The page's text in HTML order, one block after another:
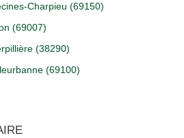
Charpieu (69150)
(69007)
(38290)
(69100)